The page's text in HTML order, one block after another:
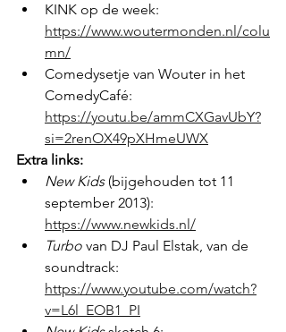
KINK op de week:
https://www.woutermonden.nl/colu
mn/
Comedysetje van Wouter in het
ComedyCafé:
https://youtu.be/ammCXGavUbY?
si=2renOX49pXHmeUWX
Extra links:
New Kids (bijgehouden tot 11
september 2013):
https://www.newkids.nl/
Turbo van DJ Paul Elstak, van de
soundtrack:
https://www.youtube.com/watch?
v=L6l_EOB1_PI